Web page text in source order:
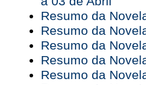
Resumo da
Resumo da
Resumo da
Resumo da
Resumo da